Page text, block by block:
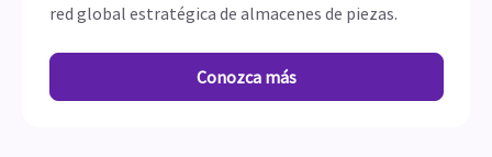
red global estratégica de almacenes de piezas.
Conozca más